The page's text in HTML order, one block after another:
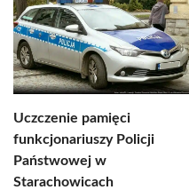
Uczczenie pamięci
funkcjonariuszy Policji
Państwowej w
Starachowicach